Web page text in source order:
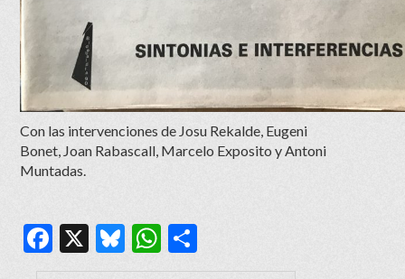
Con las intervenciones de Josu Rekalde, Eugeni
Bonet, Joan Rabascall, Marcelo Exposito y Antoni
Muntadas.
Facebook
X BlueskyWhatsApp